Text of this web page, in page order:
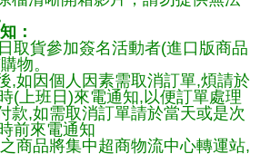
：
取貨參加簽名活動者(進口版商品
物。
,如因個人因素需取消訂單,煩請於
(上班日)來電通知,以便訂單處理
款,如需取消訂單請於當天或是次
前來電通知
商品將集中超商物流中心轉運站,